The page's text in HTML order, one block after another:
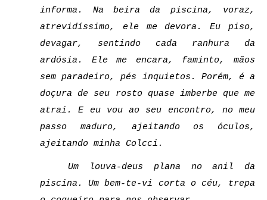
informa. Na beira da piscina, voraz,
atrevidíssimo, ele me devora. Eu piso,
devagar, sentindo cada ranhura da
ardósia. Ele me encara, faminto, mãos
sem paradeiro, pés inquietos. Porém, é a
doçura de seu rosto quase imberbe que me
atrai. E eu vou ao seu encontro, no meu
passo maduro, ajeitando os óculos,
ajeitando minha Colcci.
Um louva-deus plana no anil da
piscina. Um bem-te-vi corta o céu, trepa